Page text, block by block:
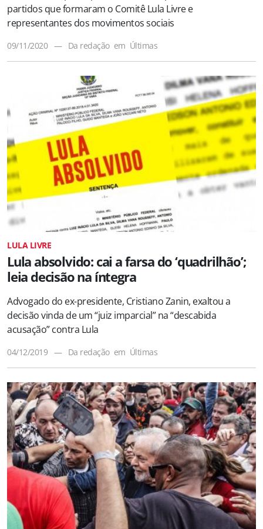
partidos que formaram o Comitê Lula Livre e
representantes dos movimentos sociais
09/11/2020 — Da redação em Últimas
LULA LIVRE
Lula absolvido: cai a farsa do ‘quadrilhão’;
leia decisão na íntegra
Advogado do ex-presidente, Cristiano Zanin, exaltou a
decisão vinda de um “juiz imparcial” na “descabida
acusação” contra Lula
04/12/2019 — Da redação em Últimas